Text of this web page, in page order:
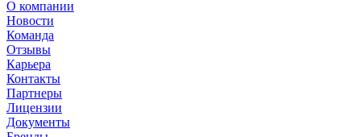
О компании
Новости
Команда
Отзывы
Карьера
Контакты
Партнеры
Лицензии
Документы